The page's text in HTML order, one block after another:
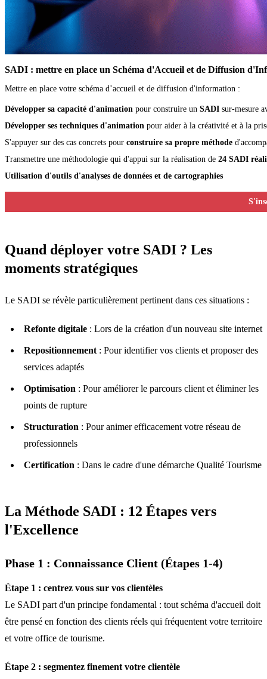
SADI : mettre en place un Schéma d'Accueil et de Diffusion
Mettre en place votre schéma d’accueil et de diffusion d'information :
Développer sa capacité d'animation pour construire un SADI sur-mesure
Développer ses techniques d'animation pour aider à la créativité et à la
S'appuyer sur des cas concrets pour construire sa propre méthode
Transmettre une méthodologie qui d'appui sur la réalisation de 24 SADI
Utilisation d'outils d'analyses de données et de cartographies
Quand déployer votre SADI ? Les
moments stratégiques
Le SADI se révèle particulièrement pertinent dans ces situations :
Refonte digitale : Lors de la création d'un nouveau site internet
Repositionnement : Pour identifier vos clients et proposer des
services adaptés
Optimisation : Pour améliorer le parcours client et éliminer les
points de rupture
Structuration : Pour animer efficacement votre réseau de
professionnels
Certification : Dans le cadre d'une démarche Qualité Tourisme
La Méthode SADI : 12 Étapes vers
l'Excellence
Phase 1 : Connaissance Client (Étapes 1-4)
Étape 1 : centrez vous sur vos clientèles
Le SADI part d'un principe fondamental : tout schéma d'accueil doit
être pensé en fonction des clients réels qui fréquentent votre territoire
et votre office de tourisme.
Étape 2 : segmentez finement votre clientèle